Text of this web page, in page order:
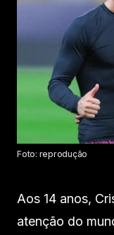
Foto: reprodução
Aos 14 anos,
atenção do